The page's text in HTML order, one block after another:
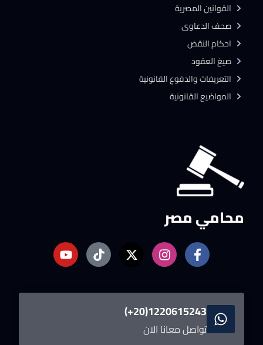
محامي مصر
1220615243(20+)
تواصل معانا الان
القوانين المصرية
صحف الدعاوى
احكام النقض
صيغ العقود
التعريفات والدفوع القانونية
المواضيع القانونية